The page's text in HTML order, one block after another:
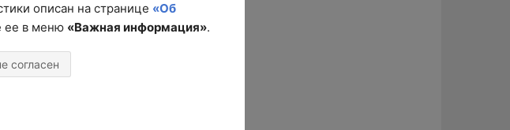
описан на странице «Об
ее в меню «Важная информация».